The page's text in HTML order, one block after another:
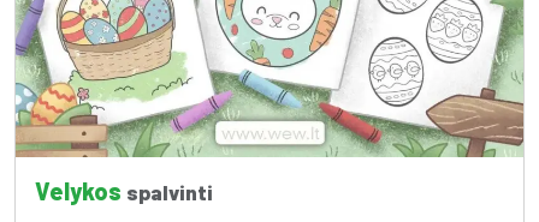
Velykos spalvinti